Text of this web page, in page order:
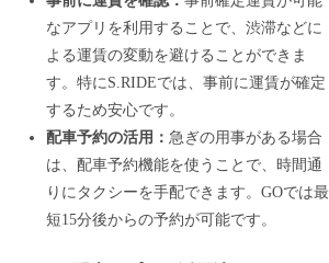
なアプリを利用することで、渋滞などに
よる運賃の変動を避けることができま
す。特にS.RIDEでは、事前に運賃が確定
するため安心です。
配車予約の活用：急ぎの用事がある場合
は、配車予約機能を使うことで、時間通
りにタクシーを手配できます。GOでは最
短15分後からの予約が可能です。